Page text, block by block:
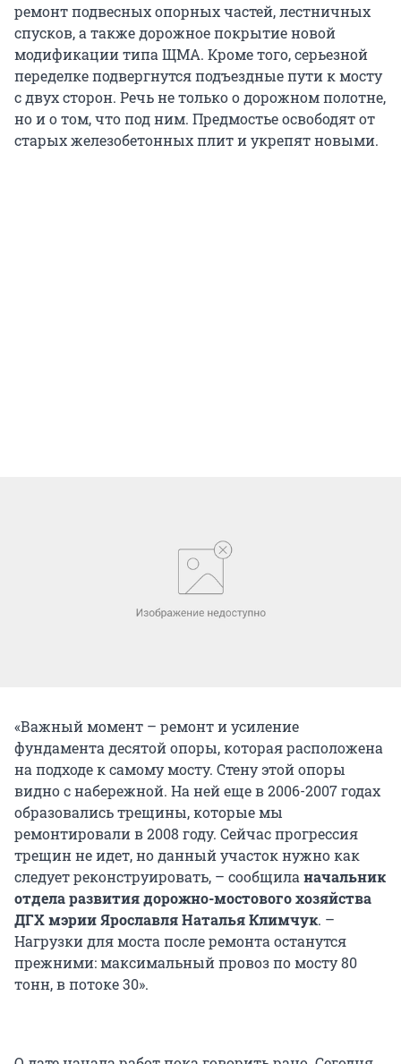
ремонт подвесных опорных частей, лестничных
спусков, а также дорожное покрытие новой
модификации типа ЩМА. Кроме того, серьезной
переделке подвергнутся подъездные пути к мосту
с двух сторон. Речь не только о дорожном полотне,
но и о том, что под ним. Предмостье освободят от
старых железобетонных плит и укрепят новыми.
«Важный момент – ремонт и усиление
фундамента десятой опоры, которая расположена
на подходе к самому мосту. Стену этой опоры
видно с набережной. На ней еще в 2006-2007 годах
образовались трещины, которые мы
ремонтировали в 2008 году. Сейчас прогрессия
трещин не идет, но данный участок нужно как
следует реконструировать, – сообщиланачальник
отдела развития дорожно-мостового хозяйства
ДГХ мэрии Ярославля Наталья Климчук. –
Нагрузки для моста после ремонта останутся
прежними: максимальный провоз по мосту 80
тонн, в потоке 30».